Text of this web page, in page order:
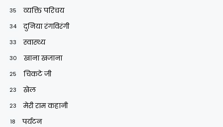
35 व्यक्ति परिचय
34 दुनिया रंगविरंगी
33 स्वास्थ्य
30 खाना खजाना
25 चिकटे जी
23 खेल
23 मेरी राम कहानी
18 पर्यटन